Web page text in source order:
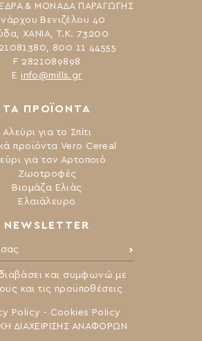
NEWSLETTER
και συμφωνώ με
και τις προϋποθέσεις
Policy - Cookies Policy
ΔΙΑΧΕΙΡΙΣΗΣ ΑΝΑΦΟΡΩΝ
ΤΑ ΠΡΟΪΟΝΤΑ
Αλεύρι για το Σπίτι
προϊόντα Vero Cereal
για τον Αρτοποιό
Ζωοτροφές
Βιομάζα Ελιάς
Ελαιάλευρο
ΕΔΡΑ & ΜΟΝΑΔΑ ΠΑΡΑΓΩΓΗΣ
Βενιζέλου 40
ΧΑΝΙΑ, Τ.Κ. 73200
800 11 44555
F 2821089898
Ε info@mills.gr